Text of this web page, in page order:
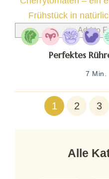
Add to
Perfektes
7 Min.
1 2 3
Alle